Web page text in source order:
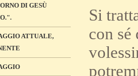
DI GESÙ
ATTUALE,
Si
con sé